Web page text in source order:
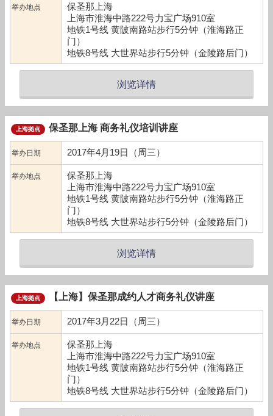
举办地点
保圣那上海
上海市淮海中路222号力宝广场910室
地铁1号线 黄陂南路站步行5分钟（淮海路正
门）
地铁8号线 大世界站步行5分钟（金陵路后门）
浏览详情
上海拠点 保圣那上海 商务礼仪培训讲座
举办日期 2017年4月19日（周三）
举办地点
保圣那上海
上海市淮海中路222号力宝广场910室
地铁1号线 黄陂南路站步行5分钟（淮海路正
门）
地铁8号线 大世界站步行5分钟（金陵路后门）
浏览详情
上海拠点 【上海】保圣那成约人才商务礼仪讲座
举办日期 2017年3月22日（周三）
举办地点
保圣那上海
上海市淮海中路222号力宝广场910室
地铁1号线 黄陂南路站步行5分钟（淮海路正
门）
地铁8号线 大世界站步行5分钟（金陵路后门）